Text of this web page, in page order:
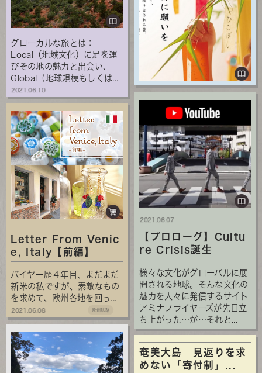
グローカルな旅とは：
Local（地域文化）に足を運
びその地の魅力と出会い、
Global（地球規模もしくは...
2021.06.10
Letter From Venic
e, Italy【前編】
バイヤー歴４年目、まだまだ
新米の私ですが、素敵なもの
を求めて、欧州各地を回っ...
2021.06.08 欧州航路
【プロローグ】Cultu
re Crisis誕生
様々な文化がグローバルに展
開される地球。そんな文化の
魅力を人々に発信するサイト
アミナフライヤーズが先日立
ち上がった…が…それと...
2021.06.07
奄美大島 見返りを求
めない「寄付制」...